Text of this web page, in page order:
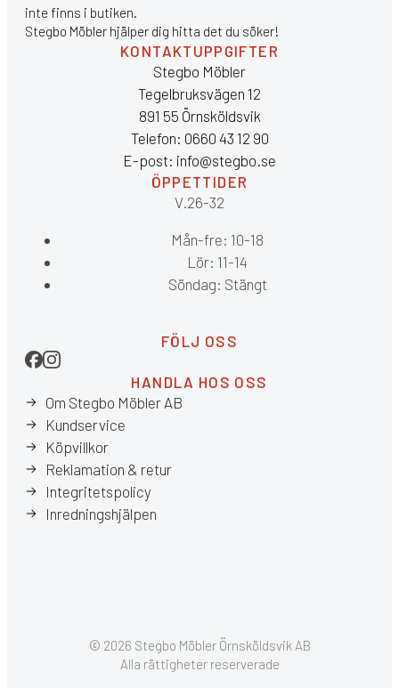
inte finns i butiken.
Stegbo Möbler hjälper dig hitta det du söker!
KONTAKTUPPGIFTER
Stegbo Möbler
Tegelbruksvägen 12
891 55 Örnsköldsvik
Telefon: 0660 43 12 90
E-post: info@stegbo.se
ÖPPETTIDER
V.26-32
Mån-fre: 10-18
Lör: 11-14
Söndag: Stängt
FÖLJ OSS
HANDLA HOS OSS
Om Stegbo Möbler AB
Kundservice
Köpvillkor
Reklamation & retur
Integritetspolicy
Inredningshjälpen
© 2026 Stegbo Möbler Örnsköldsvik AB
Alla rättigheter reserverade